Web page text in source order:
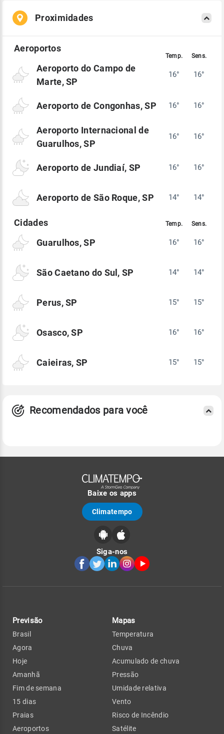
Proximidades
Aeroporto do Campo de
Marte, SP
16° 16°
Aeroporto de Congonhas, SP 16° 16°
Aeroporto Internacional de
Guarulhos, SP
16° 16°
Aeroporto de Jundiaí, SP 16° 16°
Aeroporto de São Roque, SP 14° 14°
Guarulhos, SP 16° 16°
São Caetano do Sul, SP 14° 14°
Perus, SP 15° 15°
Osasco, SP 16° 16°
Caieiras, SP 15° 15°
Recomendados para você
Baixe os apps
Climatempo
Siga-nos
Previsão
Brasil
Agora
Hoje
Amanhã
Fim de semana
15 dias
Praias
Aeroportos
Mapas
Temperatura
Chuva
Acumulado de chuva
Pressão
Umidade relativa
Vento
Risco de Incêndio
Satélite